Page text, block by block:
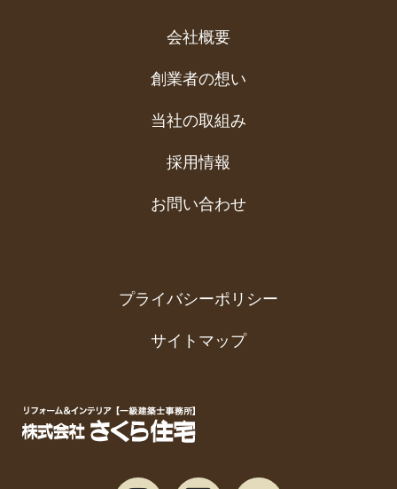
会社概要
創業者の想い
当社の取組み
採用情報
お問い合わせ
プライバシーポリシー
サイトマップ